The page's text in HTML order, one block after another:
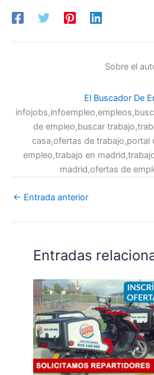
Sobre el
El Buscador De
de empleo,buscar
casa,ofertas de trabajo,portal
empleo,trabajo en
madrid,ofertas de
← Entrada anterior
Entradas